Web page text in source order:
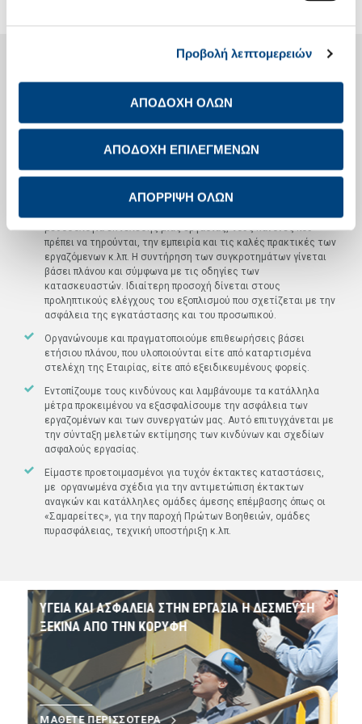
Προβολή λεπτομερειών
ΑΠΟΔΟΧΗ ΟΛΩΝ
ΑΠΟΔΟΧΗ ΕΠΙΛΕΓΜΕΝΩΝ
ΑΠΟΡΡΙΨΗ ΟΛΩΝ
ΠΙΣΤΟΠΟΙΗΣΗ ΚΑΙ ΔΙΑΔΙΚΑΣΙΕΣ
σύστημα διαχείρισης για την Υγεία και Ασφάλεια στην
Εργασία, σύμφωνα με τα διεθνή πρότυπα, το οποίο
Αναλύσεις Ασφαλούς Εργασίας (Α.Α.Ε.) και άλλες σχετικές
πρέπει να τηρούνται, την εμπειρία και τις καλές πρακτικές των
εργαζόμενων κ.λπ. Η συντήρηση των συγκροτημάτων γίνεται
βάσει πλάνου και σύμφωνα με τις οδηγίες των
κατασκευαστών. Ιδιαίτερη προσοχή δίνεται στους
προληπτικούς ελέγχους του εξοπλισμού που σχετίζεται με την
ασφάλεια της εγκατάστασης και του προσωπικού.
Οργανώνουμε και πραγματοποιούμε επιθεωρήσεις βάσει
ετήσιου πλάνου, που υλοποιούνται είτε από καταρτισμένα
στελέχη της Εταιρίας, είτε από εξειδικευμένους φορείς.
Εντοπίζουμε τους κινδύνους και λαμβάνουμε τα κατάλληλα
μέτρα προκειμένου να εξασφαλίσουμε την ασφάλεια των
εργαζομένων και των συνεργατών μας. Αυτό επιτυγχάνεται με
την σύνταξη μελετών εκτίμησης των κινδύνων και σχεδίων
ασφαλούς εργασίας.
Είμαστε προετοιμασμένοι για τυχόν έκτακτες καταστάσεις,
με οργανωμένα σχέδια για την αντιμετώπιση έκτακτων
αναγκών και κατάλληλες ομάδες άμεσης επέμβασης όπως οι
«Σαμαρείτες», για την παροχή Πρώτων Βοηθειών, ομάδες
πυρασφάλειας, τεχνική υποστήριξη κ.λπ.
ΥΓΕΙΑ ΚΑΙ ΑΣΦΑΛΕΙΑ ΣΤΗΝ ΕΡΓΑΣΙΑ Η ΔΕΣΜΕΥΣΗ
ΞΕΚΙΝΑ ΑΠΟ ΤΗΝ ΚΟΡΥΦΗ
ΜΑΘΕΤΕ ΠΕΡΙΣΣΟΤΕΡΑ